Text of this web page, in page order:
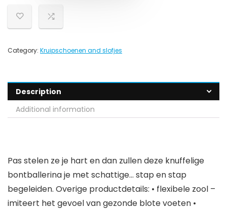
Category: Kruipschoenen and slofjes
Description
Additional information
Pas stelen ze je hart en dan zullen deze knuffelige
bontballerina je met schattige… stap en stap
begeleiden. Overige productdetails: • flexibele zool –
imiteert het gevoel van gezonde blote voeten •